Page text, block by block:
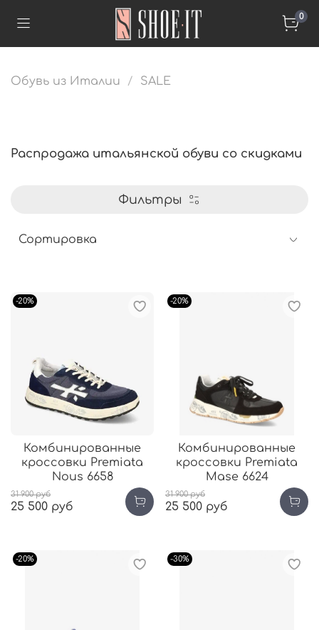
0
Обувь из Италии SALE
Распродажа итальянской обуви со скидками
Фильтры
-20%
Комбинированные
кроссовки Premiata
Nous 6658
31 900 руб
25 500 руб
-20%
Комбинированные
кроссовки Premiata
Mase 6624
31 900 руб
25 500 руб
-20% -30%